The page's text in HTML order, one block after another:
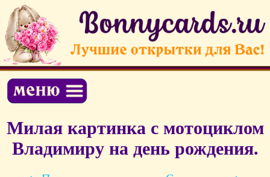
Милая картинка с мотоциклом
Владимиру на день рождения.